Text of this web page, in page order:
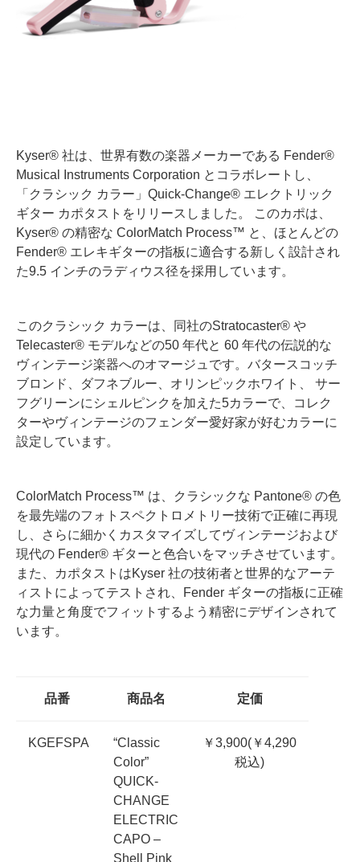
Kyser® 社は、世界有数の楽器メーカーである Fender®
Musical Instruments Corporation とコラボレートし、
「クラシック カラー」Quick-Change® エレクトリック
ギター カポタストをリリースしました。 このカポは、
Kyser® の精密な ColorMatch Process™ と、ほとんどの
Fender® エレキギターの指板に適合する新しく設計され
た9.5 インチのラディウス径を採用しています。
このクラシック カラーは、同社のStratocaster® や
Telecaster® モデルなどの50 年代と 60 年代の伝説的な
ヴィンテージ楽器へのオマージュです。バタースコッチ
ブロンド、ダフネブルー、オリンピックホワイト、 サー
フグリーンにシェルピンクを加えた5カラーで、コレク
ターやヴィンテージのフェンダー愛好家が好むカラーに
設定しています。
ColorMatch Process™ は、クラシックな Pantone® の色
を最先端のフォトスペクトロメトリー技術で正確に再現
し、さらに細かくカスタマイズしてヴィンテージおよび
現代の Fender® ギターと色合いをマッチさせています。
また、カポタストはKyser 社の技術者と世界的なアーテ
ィストによってテストされ、Fender ギターの指板に正確
な力量と角度でフィットするよう精密にデザインされて
います。
品番 商品名 定価
KGEFSPA
“Classic
Color”
QUICK-
CHANGE
ELECTRIC
CAPO –
Shell Pink
￥3,900(￥4,290
税込)